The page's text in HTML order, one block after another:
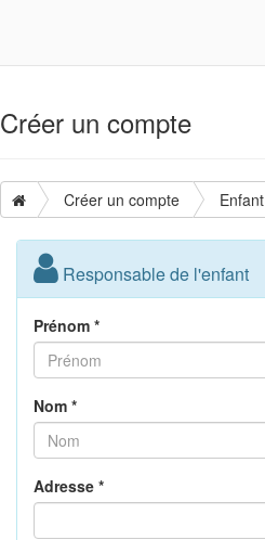
Créer un compte
Créer un compte Enfant
Responsable de l'enfant
Prénom *
Nom *
Adresse *